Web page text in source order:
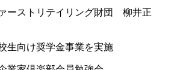
ァーストリテイリング財団 柳井正
生向け奨学金事業を実施